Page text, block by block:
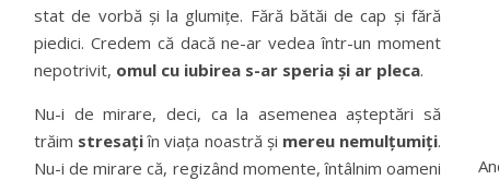
stat de vorbă și la glumițe. Fără bătăi de cap și fără
piedici. Credem că dacă ne-ar vedea într-un moment
nepotrivit, omul cu iubirea s-ar speria și ar pleca.
Nu-i de mirare, deci, ca la asemenea așteptări să
trăim stresațiîn viața noastră și mereu nemulțumiți.
Nu-i de mirare că, regizând momente, întâlnim oameni